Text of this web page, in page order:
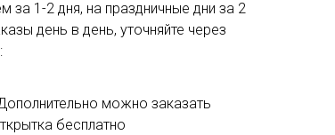
за 1-2 дня, на праздничные дни за 2
день в день, уточняйте через
можно заказать
бесплатно